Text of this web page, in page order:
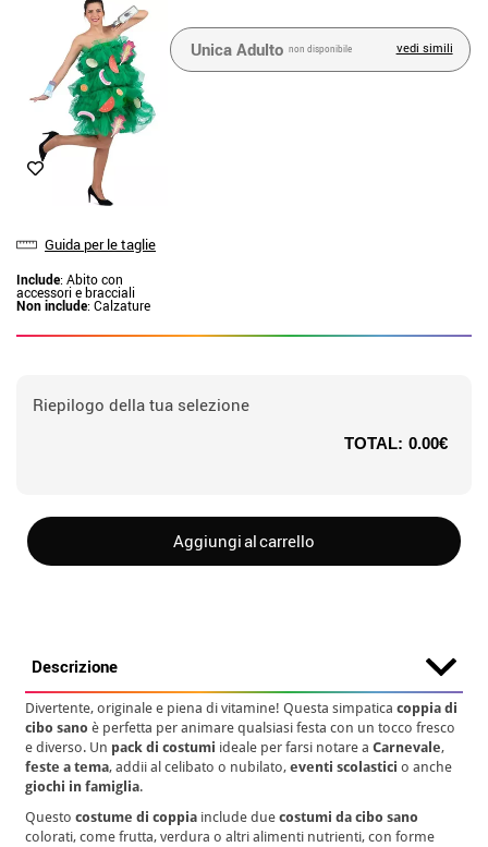
Guida per le taglie
Include: Abito con
accessori e bracciali
Non include: Calzature
Unica Adulto non disponibile vedi simili
Riepilogo della tua selezione
TOTAL: 0.00€
Aggiungi al carrello
Descrizione
Divertente, originale e piena di vitamine! Questa simpaticacoppia di
cibo sano è perfetta per animare qualsiasi festa con un tocco fresco
e diverso. Un pack di costumi ideale per farsi notare aCarnevale,
feste a tema, addii al celibato o nubilato,eventi scolastici o anche
giochi in famiglia.
Questocostume di coppia include duecostumi da cibo sano
colorati, come frutta, verdura o altri alimenti nutrienti, con forme